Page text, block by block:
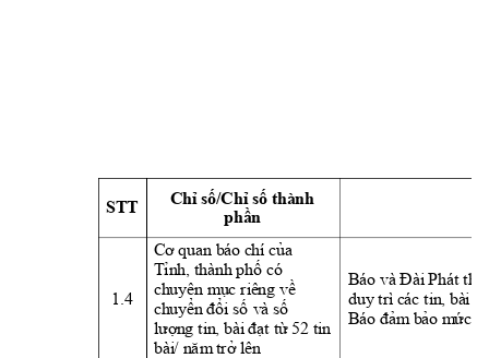
STT
Chỉ số/Chỉ số thành
phần
1.4
Cơ quan báo chí của
Tỉnh , thành phố có
chuyên mục riêng về
chuyển đổi số và số
lượng tin , bài đạt từ 52 tin
bài/ năm trở lên
Báo và Đài Phát t
duy trì các tin, bài
Báo đảm bảo mức